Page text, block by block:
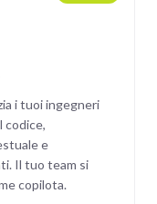
i tuoi ingegneri
codice,
e
Il tuo team si
copilota.